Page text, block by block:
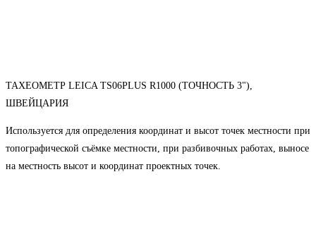
ТАХЕОМЕТР LEICA TS06PLUS R1000 (ТОЧНОСТЬ 3"),
ШВЕЙЦАРИЯ
Используется для определения координат и высот точек местности при
топографической съёмке местности, при разбивочных работах, выносе
на местность высот и координат проектных точек.